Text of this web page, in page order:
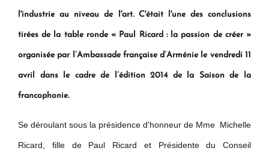
l'industrie au niveau de l'art. C'était l'une des conclusions
tirées de la table ronde « Paul Ricard : la passion de créer »
organisée par l’Ambassade française d’Arménie le vendredi 11
avril dans le cadre de l’édition 2014 de la Saison de la
francophonie.
Se déroulant sous la présidence d'honneur de Mme Michelle
Ricard, fille de Paul Ricard et Présidente du Conseil